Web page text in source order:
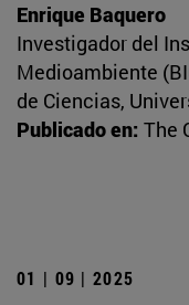
Enrique Baquero
Investigador del
Medioambiente
de Ciencias,
Publicado en: The
01 | 09 | 2025